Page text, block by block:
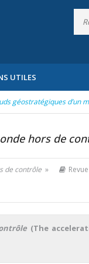
UTILES
géostratégiques d’un
hors de
de contrôle »
(The